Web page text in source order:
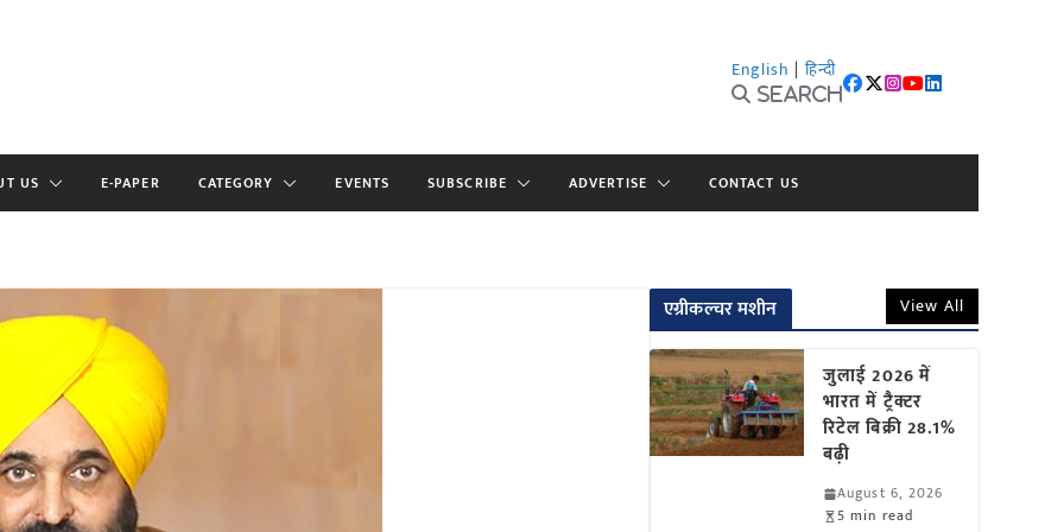
English | हिन्दी
Search
US E-PAPER CATEGORY EVENTS SUBSCRIBE ADVERTISE CONTACT US
एग्रीकल्चर मशीन View All
जुलाई 2026 में
भारत में ट्रैक्टर
रिटेल बिक्री 28.1%
बढ़ी
August 6, 2026
5 min read